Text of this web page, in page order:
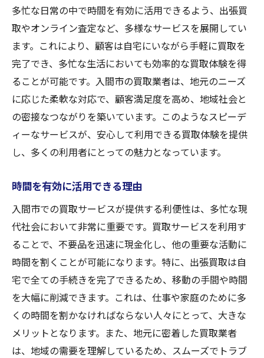
多忙な日常の中で時間を有効に活用できるよう、出張買
取やオンライン査定など、多様なサービスを展開してい
ます。これにより、顧客は自宅にいながら手軽に買取を
完了でき、多忙な生活においても効率的な買取体験を得
ることが可能です。入間市の買取業者は、地元のニーズ
に応じた柔軟な対応で、顧客満足度を高め、地域社会と
の密接なつながりを築いています。このようなスピーデ
ィーなサービスが、安心して利用できる買取体験を提供
し、多くの利用者にとっての魅力となっています。
時間を有効に活用できる理由
入間市での買取サービスが提供する利便性は、多忙な現
代社会において非常に重要です。買取サービスを利用す
ることで、不要品を迅速に現金化し、他の重要な活動に
時間を割くことが可能になります。特に、出張買取は自
宅で全ての手続きを完了できるため、移動の手間や時間
を大幅に削減できます。これは、仕事や家庭のために多
くの時間を割かなければならない人々にとって、大きな
メリットとなります。また、地元に密着した買取業者
は、地域の需要を理解しているため、スムーズでトラブ